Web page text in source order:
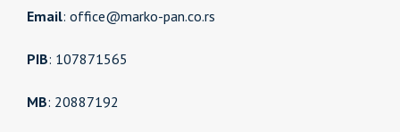
Email: office@marko-pan.co.rs
PIB: 107871565
MB: 20887192